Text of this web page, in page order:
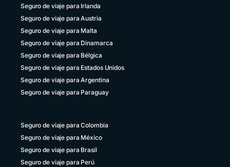
Seguro de viaje para Irlanda
Seguro de viaje para Austria
Seguro de viaje para Malta
Seguro de viaje para Dinamarca
Seguro de viaje para Bélgica
Seguro de viaje para Estados Unidos
Seguro de viaje para Argentina
Seguro de viaje para Paraguay
Seguro de viaje para Colombia
Seguro de viaje para México
Seguro de viaje para Brasil
Seguro de viaje para Perú